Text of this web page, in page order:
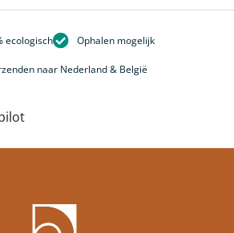
ecologisch Ophalen mogelijk
naar Nederland & België